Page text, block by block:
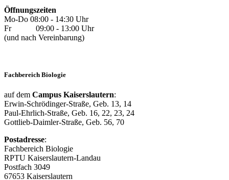
Öffnungszeiten
Mo-Do 08:00 - 14:30 Uhr
Fr 09:00 - 13:00 Uhr
(und nach Vereinbarung)
Fachbereich Biologie
auf dem Campus Kaiserslautern:
Erwin-Schrödinger-Straße, Geb. 13, 14
Paul-Ehrlich-Straße, Geb. 16, 22, 23, 24
Gottlieb-Daimler-Straße, Geb. 56, 70
Postadresse:
Fachbereich Biologie
RPTU Kaiserslautern-Landau
Postfach 3049
67653 Kaiserslautern